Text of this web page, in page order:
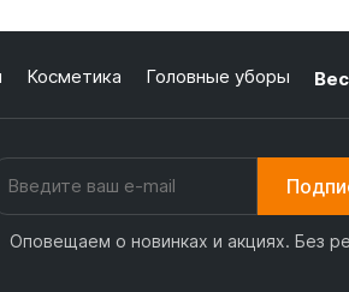
Косметика Головные уборы
Оповещаем о новинках и акциях. Без